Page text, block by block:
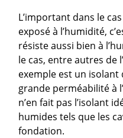
L’important dans le
exposé à l’humidité,
résiste aussi bien à
le cas, entre autres de
exemple est un
grande perméabilité à
n’en fait pas l’isolant
humides tels que les
fondation.